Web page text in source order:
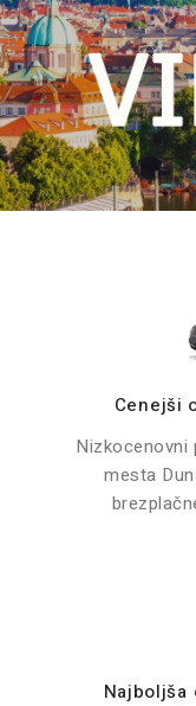
Cenejši
mesta
Najboljša